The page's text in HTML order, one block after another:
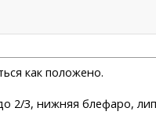
как положено.
2/3, нижняя блефаро,